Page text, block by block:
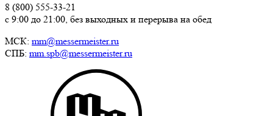
8 (800) 555-33-21
с 9:00 до 21:00, без выходных и перерыва на обед
МСК: mm@messermeister.ru
СПБ: mm.spb@messermeister.ru